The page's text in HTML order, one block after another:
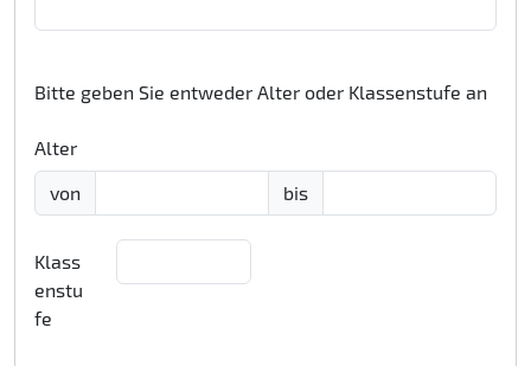
Bitte geben Sie entweder Alter oder Klassenstufe an
Alter
von
bis
Klass
enstu
fe